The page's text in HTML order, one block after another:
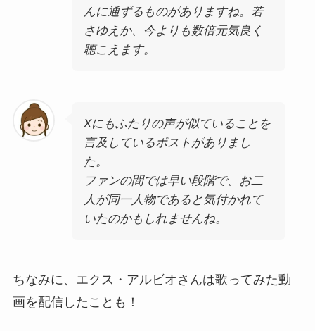
んに通ずるものがありますね。若
さゆえか、今よりも数倍元気良く
聴こえます。
Xにもふたりの声が似ていることを
言及しているポストがありまし
た。
ファンの間では早い段階で、お二
人が同一人物であると気付かれて
いたのかもしれませんね。
ちなみに、エクス・アルビオさんは歌ってみた動
画を配信したことも！